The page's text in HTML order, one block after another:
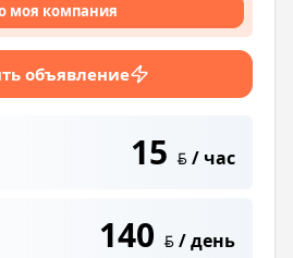
моя компания
объявление
15 BYN / час
140 BYN / день